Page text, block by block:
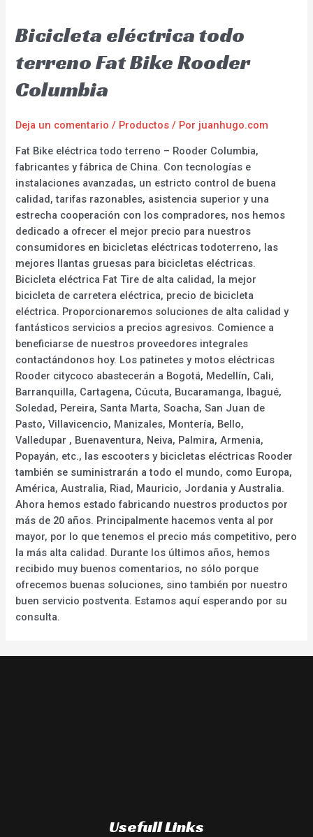
Bicicleta eléctrica todo
terreno Fat Bike Rooder
Columbia
Deja un comentario / Productos / Por juanhugo.com
Fat Bike eléctrica todo terreno – Rooder Columbia,
fabricantes y fábrica de China. Con tecnologías e
instalaciones avanzadas, un estricto control de buena
calidad, tarifas razonables, asistencia superior y una
estrecha cooperación con los compradores, nos hemos
dedicado a ofrecer el mejor precio para nuestros
consumidores en bicicletas eléctricas todoterreno, las
mejores llantas gruesas para bicicletas eléctricas.
Bicicleta eléctrica Fat Tire de alta calidad, la mejor
bicicleta de carretera eléctrica, precio de bicicleta
eléctrica. Proporcionaremos soluciones de alta calidad y
fantásticos servicios a precios agresivos. Comience a
beneficiarse de nuestros proveedores integrales
contactándonos hoy. Los patinetes y motos eléctricas
Rooder citycoco abastecerán a Bogotá, Medellín, Cali,
Barranquilla, Cartagena, Cúcuta, Bucaramanga, Ibagué,
Soledad, Pereira, Santa Marta, Soacha, San Juan de
Pasto, Villavicencio, Manizales, Montería, Bello,
Valledupar , Buenaventura, Neiva, Palmira, Armenia,
Popayán, etc., las escooters y bicicletas eléctricas Rooder
también se suministrarán a todo el mundo, como Europa,
América, Australia, Riad, Mauricio, Jordania y Australia.
Ahora hemos estado fabricando nuestros productos por
más de 20 años. Principalmente hacemos venta al por
mayor, por lo que tenemos el precio más competitivo, pero
la más alta calidad. Durante los últimos años, hemos
recibido muy buenos comentarios, no sólo porque
ofrecemos buenas soluciones, sino también por nuestro
buen servicio postventa. Estamos aquí esperando por su
consulta.
Usefull Links